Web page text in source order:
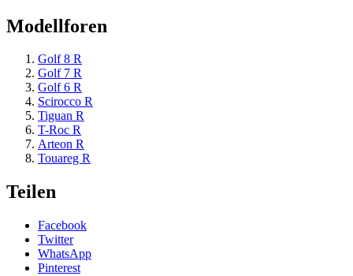
Modellforen
Golf 8 R
Golf 7 R
Golf 6 R
Scirocco R
Tiguan R
T-Roc R
Arteon R
Touareg R
Teilen
Facebook
Twitter
WhatsApp
Pinterest